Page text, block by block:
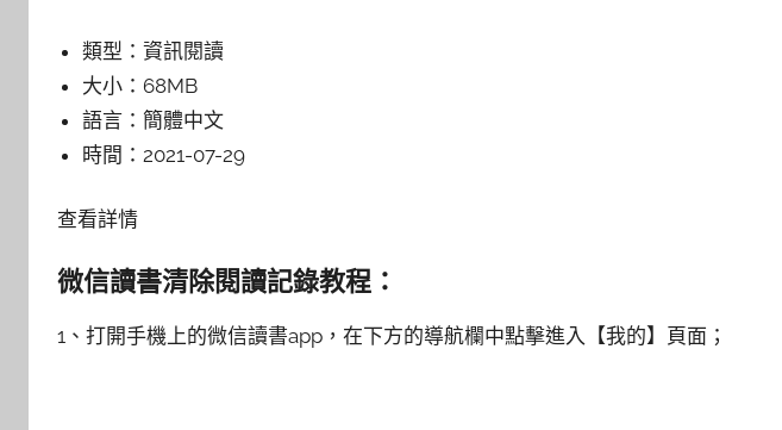
類型：資訊閱讀
大小： 68MB
語言： 簡體中文
時間： 2021-07-29
查看詳情
微信讀書清除閱讀記錄教程：
1、打開手機上的微信讀書app，在下方的導航欄中點擊進入【我的】頁面；